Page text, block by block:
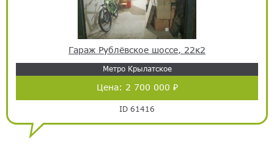
Гараж Рублёвское шоссе, 22к2
Метро Крылатское
Цена: 2 700 000 ₽
ID 61416